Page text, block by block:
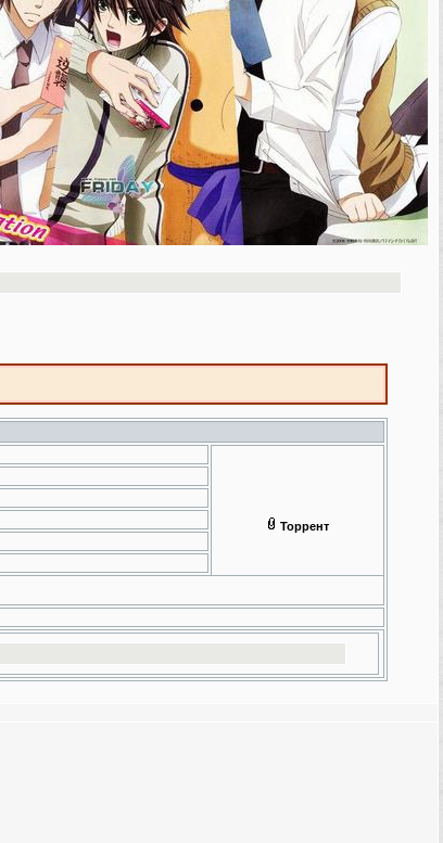
Не определен
Неизвестен
Неизвестен
Неизвестен
Неизвестен
Не определен
Неизвестен
Торрент